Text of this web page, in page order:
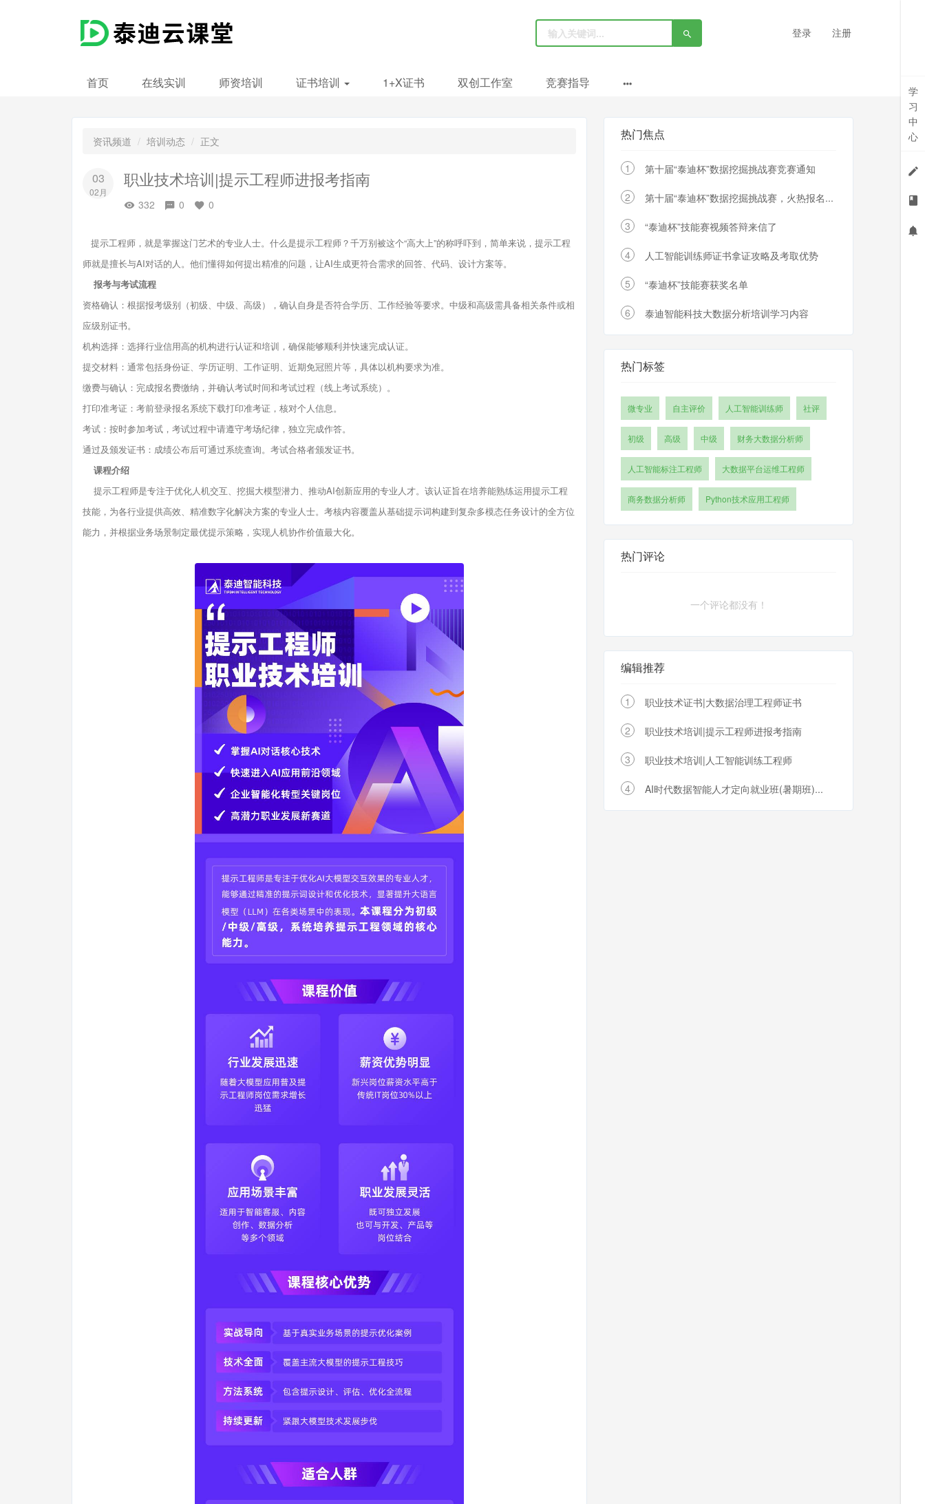
登录 注册
首页 在线实训 师资培训 证书培训 1+X证书 双创工作室 竞赛指导
资讯频道 培训动态 正文
03
02月
职业技术培训|提示工程师进报考指南
332 0 0
提示工程师，就是掌握这门艺术的专业人士。什么是提示工程师？千万别被这个“高大上”的称呼吓到，简单来说，提示工程
师就是擅长与AI对话的人。他们懂得如何提出精准的问题，让AI生成更符合需求的回答、代码、设计方案等。
报考与考试流程
资格确认：根据报考级别（初级、中级、高级），确认自身是否符合学历、工作经验等要求。中级和高级需具备相关条件或相
应级别证书。
机构选择：选择行业信用高的机构进行认证和培训，确保能够顺利并快速完成认证。
提交材料：通常包括身份证、学历证明、工作证明、近期免冠照片等，具体以机构要求为准。
缴费与确认：完成报名费缴纳，并确认考试时间和考试过程（线上考试系统）。
打印准考证：考前登录报名系统下载打印准考证，核对个人信息。
考试：按时参加考试，考试过程中请遵守考场纪律，独立完成作答。
通过及颁发证书：成绩公布后可通过系统查询。考试合格者颁发证书。
课程介绍
提示工程师是专注于优化人机交互、挖掘大模型潜力、推动AI创新应用的专业人才。该认证旨在培养能熟练运用提示工程
技能，为各行业提供高效、精准数字化解决方案的专业人士。考核内容覆盖从基础提示词构建到复杂多模态任务设计的全方位
能力，并根据业务场景制定最优提示策略，实现人机协作价值最大化。
热门焦点
1 第十届“泰迪杯”数据挖掘挑战赛竞赛通知
2 第十届“泰迪杯”数据挖掘挑战赛，火热报名...
3 “泰迪杯”技能赛视频答辩来信了
4 人工智能训练师证书拿证攻略及考取优势
5 “泰迪杯”技能赛获奖名单
6 泰迪智能科技大数据分析培训学习内容
热门标签
微专业 自主评价 人工智能训练师 社评
初级 高级 中级 财务大数据分析师
人工智能标注工程师 大数据平台运维工程师
商务数据分析师 Python技术应用工程师
热门评论
一个评论都没有！
编辑推荐
1 职业技术证书|大数据治理工程师证书
2 职业技术培训|提示工程师进报考指南
3 职业技术培训|人工智能训练工程师
4 AI时代数据智能人才定向就业班(暑期班)...
学
习
中
心